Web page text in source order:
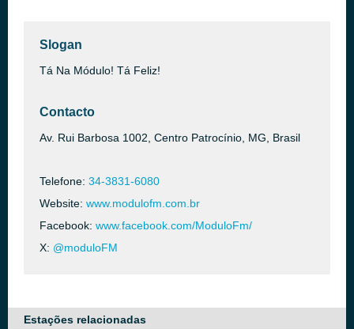
Slogan
Tá Na Módulo! Tá Feliz!
Contacto
Av. Rui Barbosa 1002, Centro Patrocínio, MG, Brasil
Telefone: 34-3831-6080
Website: www.modulofm.com.br
Facebook: www.facebook.com/ModuloFm/
X: @moduloFM
Estações relacionadas